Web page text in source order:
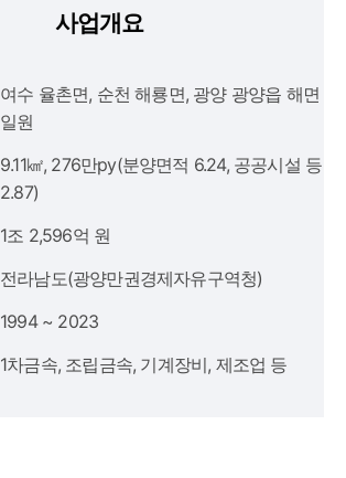
사업개요
여수 율촌면, 순천 해룡면, 광양 광양읍 해면
일원
9.11㎢, 276만py(분양면적 6.24, 공공시설 등
2.87)
1조 2,596억 원
전라남도(광양만권경제자유구역청)
1994 ~ 2023
1차금속, 조립금속, 기계장비, 제조업 등